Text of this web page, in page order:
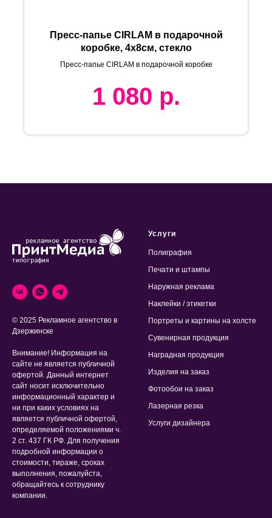
Пресс-папье CIRLAM в подарочной
коробке, 4х8см, стекло
Пресс-папье CIRLAM в подарочной коробке
1 080 р.
© 2025 Рекламное агентство в
Дзержинске
Внимание! Информация на
сайте не является публичной
офертой. Данный интернет
сайт носит исключительно
информационный характер и
ни при каких условиях на
является публичной офертой,
определяемой положениями ч.
2 ст. 437 ГК РФ. Для получения
подробной информации о
стоимости, тираже, сроках
выполнения, пожалуйста,
обращайтесь к сотруднику
компании.
Услуги
Полиграфия
Печати и штампы
Наружная реклама
Наклейки / этикетки
Портреты и картины на холсте
Сувенирная продукция
Наградная продукция
Изделия на заказ
Фотообои на заказ
Лазерная резка
Услуги дизайнера